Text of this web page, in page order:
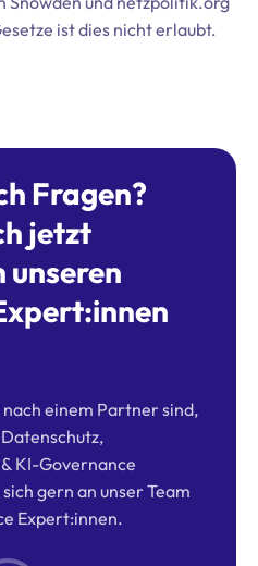
ist dies nicht erlaubt.
Fragen?
jetzt
unseren
nach einem Partner sind,
KI-Governance
gern an unser Team
Expert:innen.